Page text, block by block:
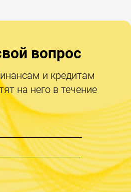
вопрос
и кредитам
на него в течение